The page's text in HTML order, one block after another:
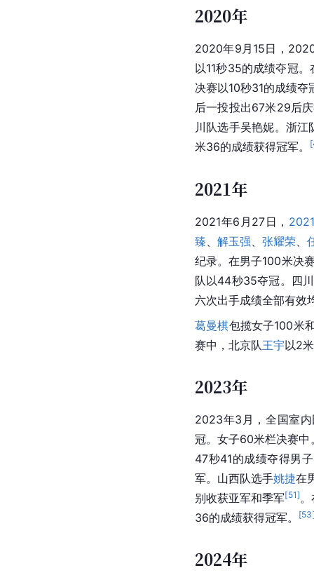
2020年
2020年9月15日，
以11秒35的成绩夺冠
决赛以10秒31的成绩
后一投投出67米29后
川队选手吴艳妮。浙
米36的成绩获得冠军。
[
2021年
2021年6月27日，
臻
解玉强 张耀荣
纪录。在男子100米决
队以44秒35夺冠。四
六次出手成绩全部有效
葛曼棋包揽女子100米
赛中，北京队王宇以2
2023年
2023年3月，全国室
冠。女子60米栏决赛中
47秒41的成绩夺得男
军。山西队选手姚捷在
别收获亚军和季军[51]
36的成绩获得冠军。
[53
2024年